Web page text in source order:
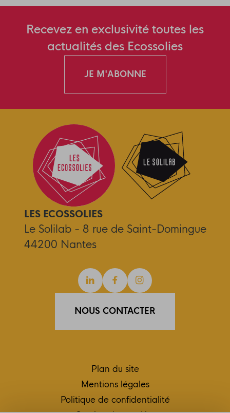
Recevez en exclusivité toutes les
actualités des Ecossolies
JE M'ABONNE
LES ECOSSOLIES
Le Solilab - 8 rue de Saint-Domingue
44200 Nantes
LinkedinFacebookInstagram
NOUS CONTACTER
Plan du site
Mentions légales
Politique de confidentialité